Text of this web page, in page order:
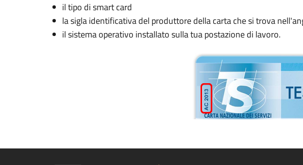
il tipo di smart card
la sigla identificativa del produttore della carta che si trova
il sistema operativo installato sulla tua postazione di lavoro.